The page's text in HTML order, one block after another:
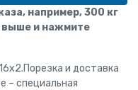
например, 300 кг
выше и нажмите
и доставка
– специальная